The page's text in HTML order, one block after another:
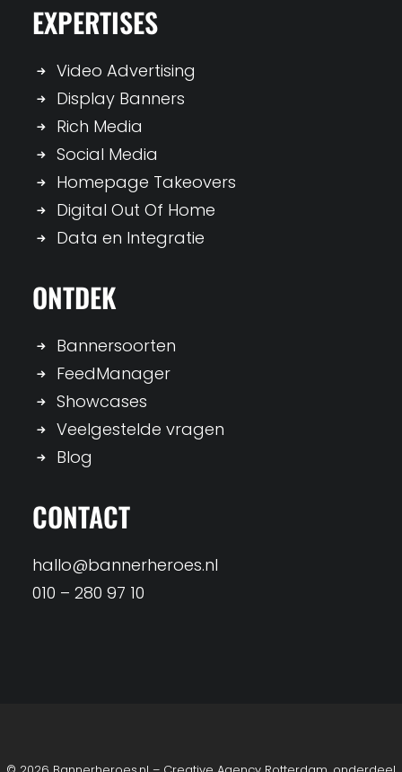
EXPERTISES
Video Advertising
Display Banners
Rich Media
Social Media
Homepage Takeovers
Digital Out Of Home
Data en Integratie
ONTDEK
Bannersoorten
FeedManager
Showcases
Veelgestelde vragen
Blog
CONTACT
hallo@bannerheroes.nl
010 – 280 97 10